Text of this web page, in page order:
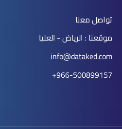
تواصل معنا
موقعنا : الرياض - العليا
info@dataked.com
966-500899157+